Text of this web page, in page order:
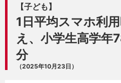
【子ども】
1日平均スマホ利
え、小学生高学年
分
（2025年10月23日）